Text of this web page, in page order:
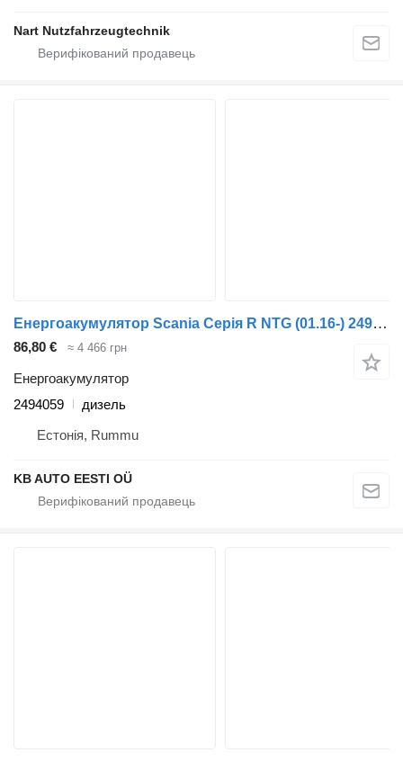
Nart Nutzfahrzeugtechnik
Енергоакумулятор Scania Серія R NTG (01.16-) 2494059 до вантажівки Scania R-Series NTG (01.16-)
86,80 € ≈ 4 466 грн
Енергоакумулятор
2494059
дизель
Естонія, Rummu
KB AUTO EESTI OÜ